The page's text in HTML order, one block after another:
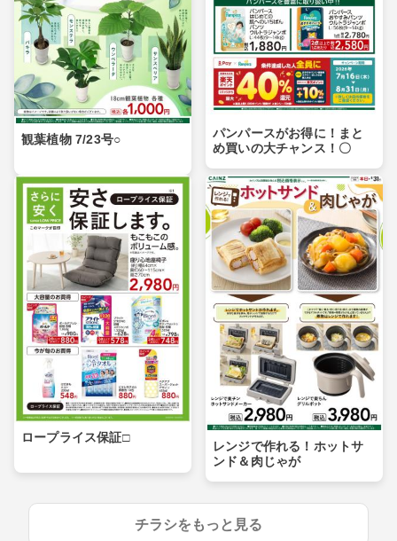
観葉植物 7/23号○
パンパースがお得に！まと
め買いの大チャンス！〇
ロープライス保証□
レンジで作れる！ホットサ
ンド＆肉じゃが
チラシをもっと見る